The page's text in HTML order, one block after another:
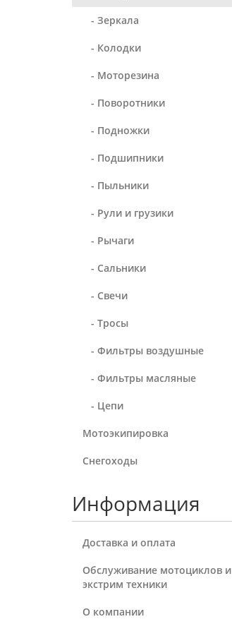
- Зеркала
- Колодки
- Моторезина
- Поворотники
- Подножки
- Подшипники
- Пыльники
- Рули и грузики
- Рычаги
- Сальники
- Свечи
- Тросы
- Фильтры воздушные
- Фильтры масляные
- Цепи
Мотоэкипировка
Снегоходы
Информация
Доставка и оплата
Обслуживание мотоциклов и
экстрим техники
О компании